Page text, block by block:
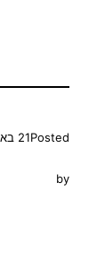
Posted21 באוגוסט 2024
by